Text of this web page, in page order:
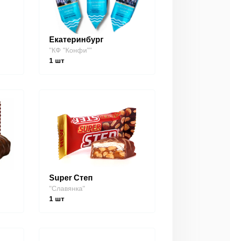
Екатеринбург
"КФ "Конфи""
1шт
Super Степ
"Славянка"
1шт